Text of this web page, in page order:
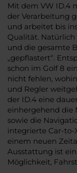
Mit dem VW ID.4
der Verarbeitung
und arbeitet bis
Qualität.
und die gesamte
„gepflastert“.
schon im Golf 8
nicht fehlen,
und Regler
der ID.4 eine
einhergehend die
sowie die
integrierte Car-to-
einem neuen
Ausstattung ist
Möglichkeit,